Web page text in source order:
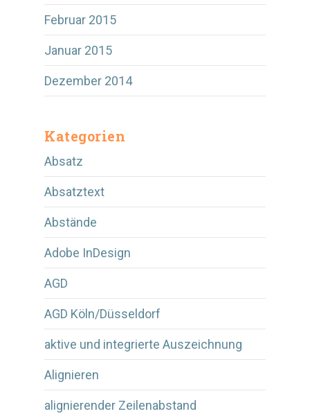
Februar 2015
Januar 2015
Dezember 2014
Kategorien
Absatz
Absatztext
Abstände
Adobe InDesign
AGD
AGD Köln/Düsseldorf
aktive und integrierte Auszeichnung
Alignieren
alignierender Zeilenabstand